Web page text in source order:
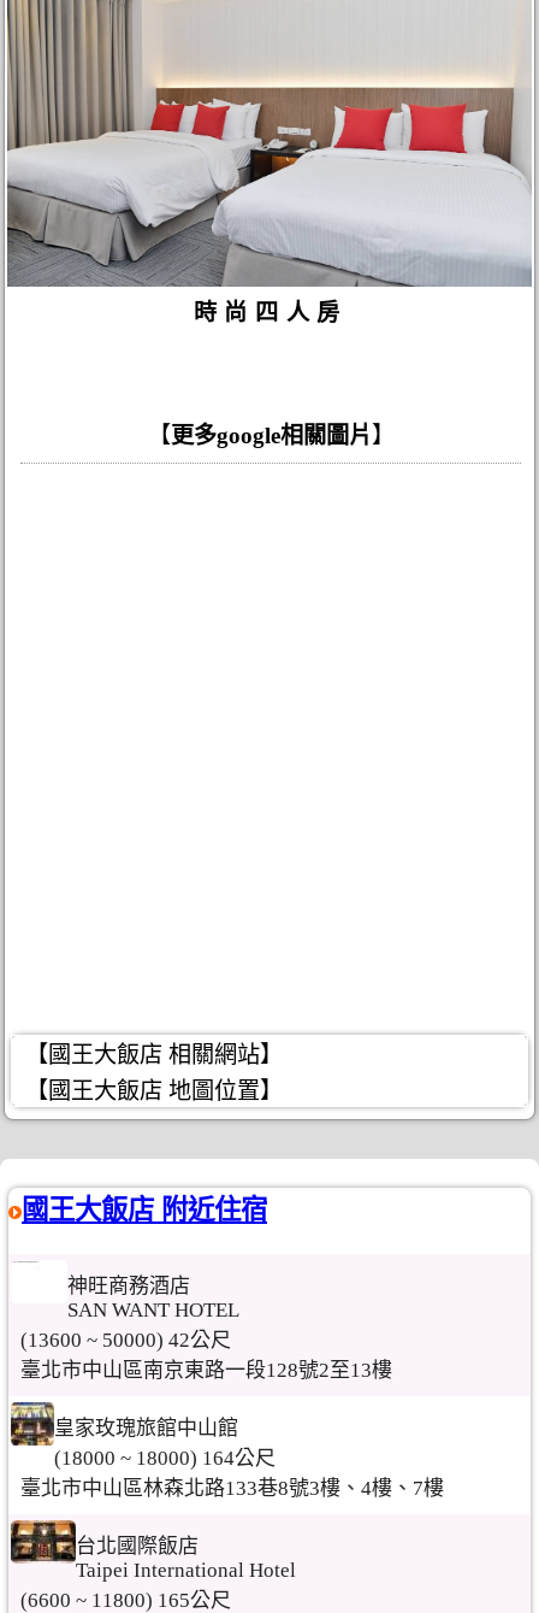
時尚四人房
【更多google相關圖片 】
【國王大飯店 相關網站】
【國王大飯店 地圖位置】
國王大飯店 附近住宿
神旺商務酒店
SAN WANT HOTEL
(13600 ~ 50000) 42公尺
臺北市中山區南京東路一段128號2至13樓
皇家玫瑰旅館中山館
(18000 ~ 18000) 164公尺
臺北市中山區林森北路133巷8號3樓、4樓、7樓
台北國際飯店
Taipei International Hotel
(6600 ~ 11800) 165公尺